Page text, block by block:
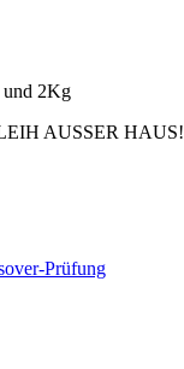
und 2Kg
AUSSER HAUS!
Prüfung